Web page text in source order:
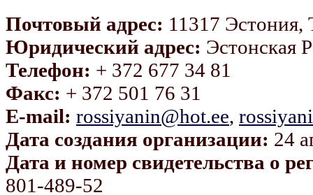
Почтовый адрес: 11317 Эстония,
Юридический адрес: Эстонская
Телефон: + 372 677 34 81
Факс: + 372 501 76 31
E-mail: rossiyanin@hot.ee,
Дата создания организации: 24
Дата и номер свидетельства о
801-489-52